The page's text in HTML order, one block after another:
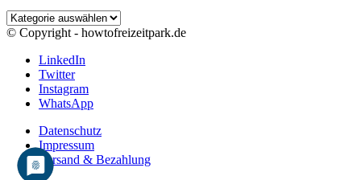
Kategorien
© Copyright - howtofreizeitpark.de
LinkedIn
Twitter
Instagram
WhatsApp
Datenschutz
Impressum
Versand & Bezahlung